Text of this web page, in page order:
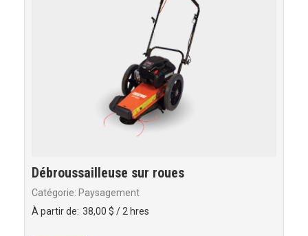
Débroussailleuse sur roues
Catégorie: Paysagement
À partir de: 38,00 $ / 2 hres